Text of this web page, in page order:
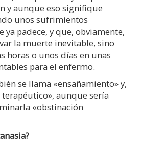
y aunque eso signifique
unos sufrimientos
ya padece, y que, obviamente,
la muerte inevitable, sino
horas o unos días en unas
para el enfermo.
se llama «ensañamiento» y,
aunque sería
«obstinación